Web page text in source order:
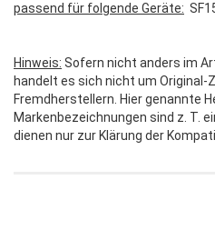
passend für folgende Geräte:
Hinweis: Sofern nicht anders im
handelt es sich nicht um Original-
Fremdherstellern. Hier genannte
Markenbezeichnungen sind z. T.
dienen nur zur Klärung der